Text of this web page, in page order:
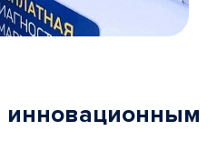
инновационным